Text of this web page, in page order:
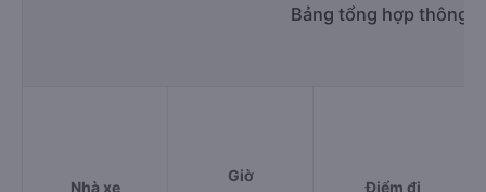
Bảng tổng hợp thông
Nhà xe
Giờ
Điểm đi